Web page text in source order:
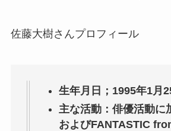
佐藤大樹さんプロフィール
生年月日；1995年1月
主な活動：俳優活動に
およびFANTASTIC